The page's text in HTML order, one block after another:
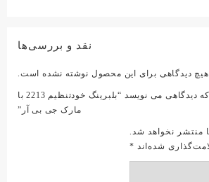
نقد و بررسی‌ها
هیچ دیدگاهی برای این محصول نوشته نشده است.
اولین کسی باشید که دیدگاهی می نویسد “بلبرینگ خودتنظیم 2213 با
مارک جی بی آر”
منتشر نخواهد شد.
شده‌اند *